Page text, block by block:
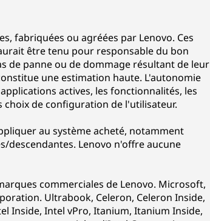
fabriquées ou agréées par Lenovo. Ces
être tenu pour responsable du bon
de panne ou de dommage résultant de leur
une estimation haute. L'autonomie
actives, les fonctionnalités, les
choix de configuration de l'utilisateur.
au système acheté, notamment
descendantes. Lenovo n'offre aucune
commerciales de Lenovo. Microsoft,
Ultrabook, Celeron, Celeron Inside,
Inside, Intel vPro, Itanium, Itanium Inside,